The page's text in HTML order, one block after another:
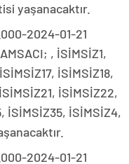
yaşanacaktır.
2024-01-21
, İSİMSİZ1,
İSİMSİZ18,
İSİMSİZ22,
İSİMSİZ35, İSİMSİZ4,
2024-01-21